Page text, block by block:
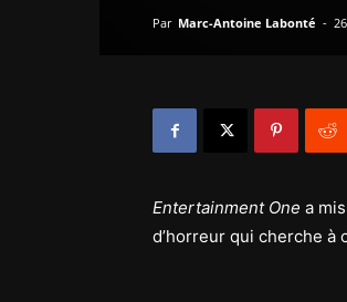
Par Marc-Antoine Labonté -
Entertainment One a
d’horreur qui cherche à